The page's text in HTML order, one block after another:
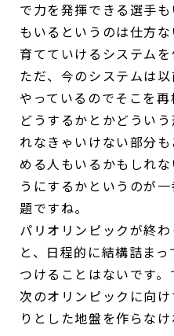
で力を発揮できる選手
もいるというのは仕方
育てていけるシステムを
ただ、今のシステムは
やっているのでそこを
どうするかとかどうい
れなきゃいけない部分
める人もいるかもしれ
うにするかというのが
題ですね。
パリオリンピックが終
と、日程的に結構詰ま
つけることはないです。
次のオリンピックに向
りとした地盤を作らな